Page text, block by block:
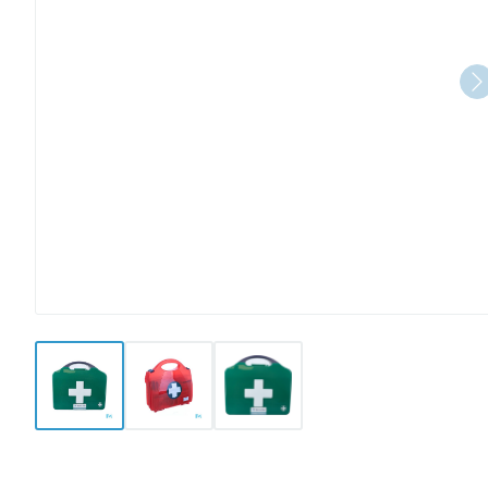
View larger imageView larger imageView larger image